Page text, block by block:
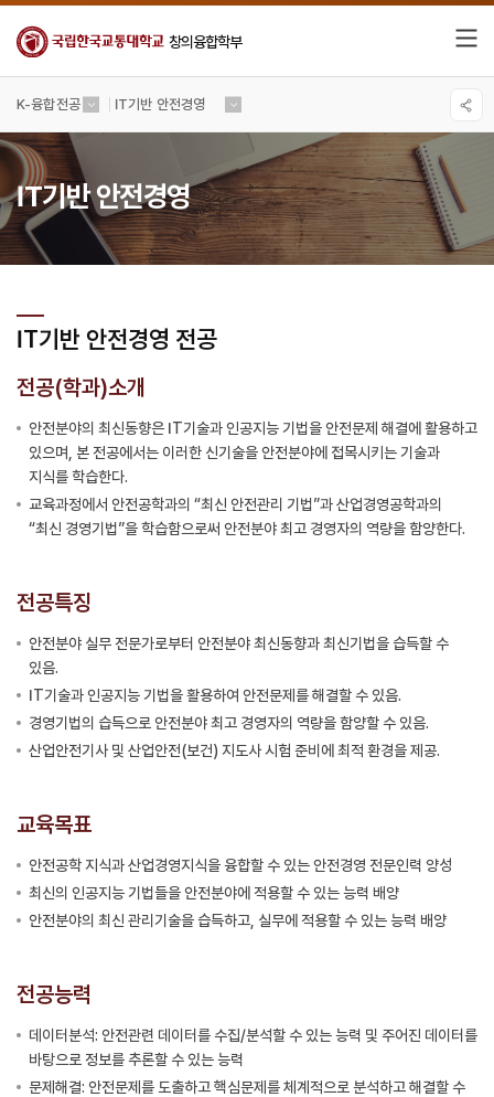
창의융합학부
K-융합전공 IT기반 안전경영
IT기반 안전경영
IT기반 안전경영 전공
전공(학과)소개
안전분야의 최신동향은 IT기술과 인공지능 기법을 안전문제 해결에 활용하고
있으며, 본 전공에서는 이러한 신기술을 안전분야에 접목시키는 기술과
지식를 학습한다.
교육과정에서 안전공학과의 “최신 안전관리 기법”과 산업경영공학과의
“최신 경영기법”을 학습함으로써 안전분야 최고 경영자의 역량을 함양한다.
전공특징
안전분야 실무 전문가로부터 안전분야 최신동향과 최신기법을 습득할 수
있음.
IT기술과 인공지능 기법을 활용하여 안전문제를 해결할 수 있음.
경영기법의 습득으로 안전분야 최고 경영자의 역량을 함양할 수 있음.
산업안전기사 및 산업안전(보건) 지도사 시험 준비에 최적 환경을 제공.
교육목표
안전공학 지식과 산업경영지식을 융합할 수 있는 안전경영 전문인력 양성
최신의 인공지능 기법들을 안전분야에 적용할 수 있는 능력 배양
안전분야의 최신 관리기술을 습득하고, 실무에 적용할 수 있는 능력 배양
전공능력
데이터분석: 안전관련 데이터를 수집/분석할 수 있는 능력 및 주어진 데이터를
바탕으로 정보를 추론할 수 있는 능력
문제해결: 안전문제를 도출하고 핵심문제를 체계적으로 분석하고 해결할 수